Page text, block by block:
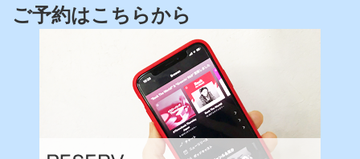
ご予約はこちらから